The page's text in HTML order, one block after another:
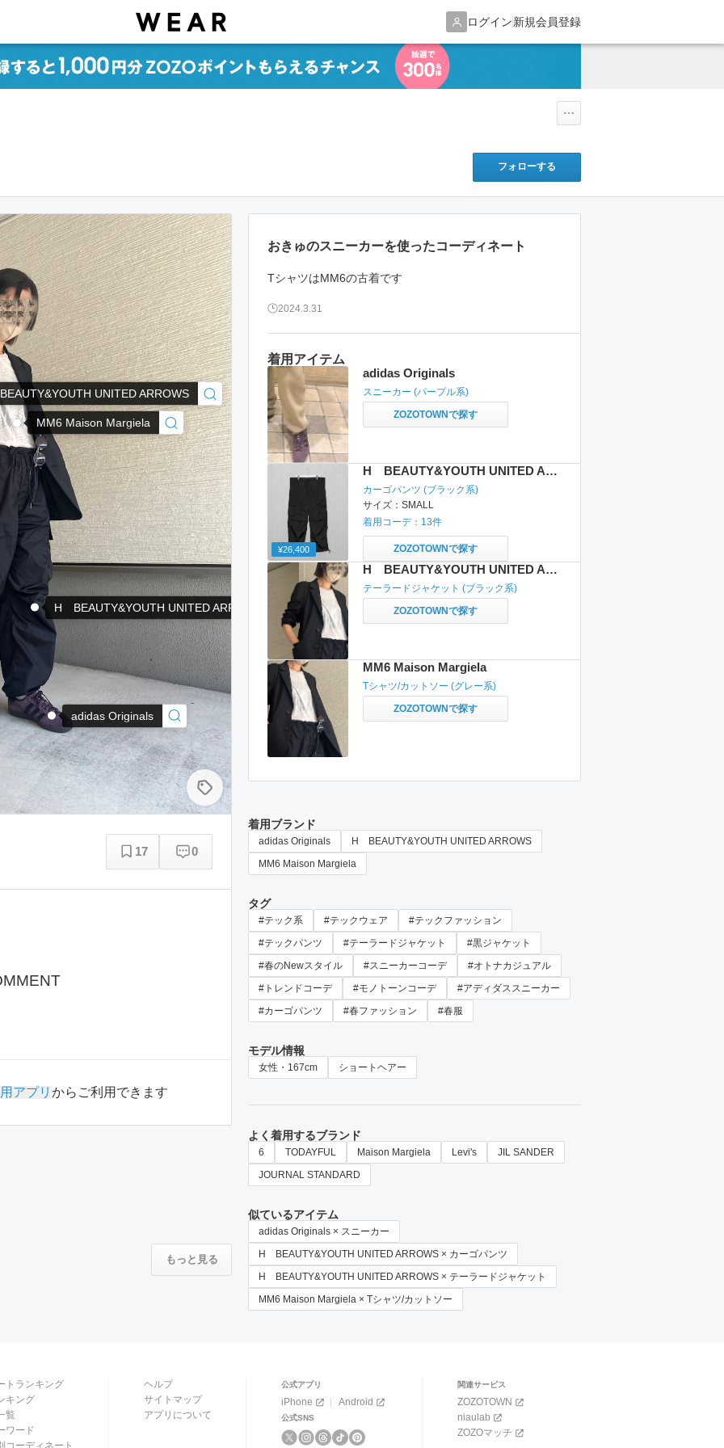
ログイン新規会員登録
フォローする
adidas Originals
H BEAUTY&YOUTH UNITED ARROWS
UNITED ARROWS
MM6 Maison Margiela
17 0
アプリ からご利用できます
着用アイテム
adidas Originals
スニーカー (パープル系)
ZOZOTOWNで探す
¥26,400
H BEAUTY&YOUTH UNITED ARROWS
カーゴパンツ (ブラック系)
サイズ： SMALL
着用コーデ： 13件
ZOZOTOWNで探す
H BEAUTY&YOUTH UNITED ARROWS
テーラードジャケット (ブラック系)
ZOZOTOWNで探す
MM6 Maison Margiela
Tシャツ/カットソー (グレー系)
ZOZOTOWNで探す
おきゅのスニーカーを使ったコーディネート
TシャツはMM6の古着です
2024.3.31
着用ブランド
adidas Originals
H BEAUTY&YOUTH UNITED ARROWS
MM6 Maison Margiela
タグ
#テック系 #テックウェア
#テックファッション
#テックパンツ
#テーラードジャケット
#黒ジャケット
#春のNewスタイル
#スニーカーコーデ
#オトナカジュアル
#トレンドコーデ
#モノトーンコーデ
#アディダススニーカー
#カーゴパンツ
#春ファッション #春服
モデル情報
女性・167cm ショートヘアー
よく着用するブランド
6 TODAYFUL Maison Margiela Levi's
JIL SANDER
JOURNAL STANDARD
似ているアイテム
adidas Originals × スニーカー
H BEAUTY&YOUTH UNITED ARROWS × カーゴパンツ
H BEAUTY&YOUTH UNITED ARROWS × テーラードジャケット
MM6 Maison Margiela × Tシャツ/カットソー
もっと見る
トランキング
キング
覧
ワード
コーディネート
ヘルプ
サイトマップ
アプリについて
公式アプリ
iPhone Android
公式SNS
関連サービス
ZOZOTOWN
niaulab
ZOZOマッチ